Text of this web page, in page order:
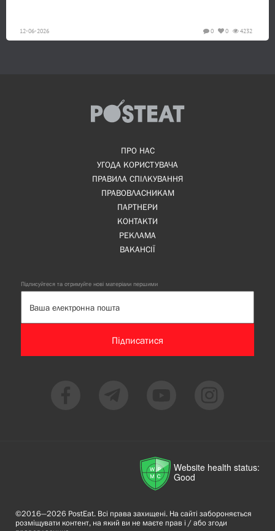
12-06-2026 4232
0
0
ПРО НАС
УГОДА КОРИСТУВАЧА
ПРАВИЛА СПІЛКУВАННЯ
ПРАВОВЛАСНИКАМ
ПАРТНЕРИ
КОНТАКТИ
РЕКЛАМА
ВАКАНСІЇ
Підписуйтеся та отримуйте нові матеріали першими
Підписатися
Website health status:
Good
©2016—2026 PostEat. Всі права захищені. На сайті забороняється
розміщувати контент, на який ви не маєте прав і / або згоди